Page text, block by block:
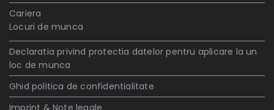
Cariera
Locuri de munca
Declaratia privind protectia datelor pentru aplicare la un
loc de munca
Ghid politica de confidentialitate
Imprint & Note legale